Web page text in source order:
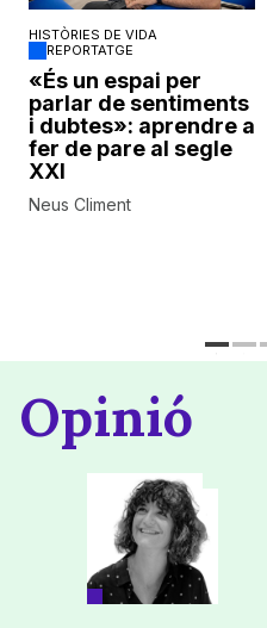
HISTÒRIES DE VIDA
REPORTATGE
«És un espai per
parlar de sentiments
i dubtes»: aprendre a
fer de pare al segle
XXI
Neus Climent
Opinió